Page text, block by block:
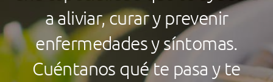
Tienda
Mi cuenta
a aliviar, curar y prevenir
enfermedades y síntomas.
Cuéntanos qué te pasa y te